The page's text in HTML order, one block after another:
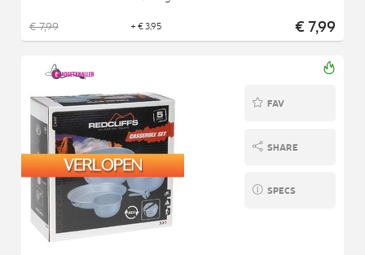
€ 7,99 + € 3,95 € 7,99
FAV
SHARE
SPECS